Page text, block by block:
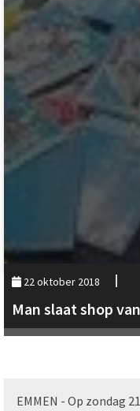
22 oktober 2018
Man slaat shop
EMMEN - Op zondag